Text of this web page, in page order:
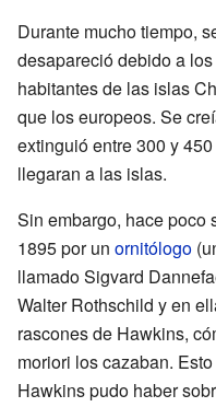
Durante mucho tiempo,
desapareció debido a los
habitantes de las islas
que los europeos. Se
extinguió entre 300 y
llegaran a las islas.
Sin embargo, hace poco
1895 por un ornitólogo
llamado Sigvard
Walter Rothschild y en
rascones de Hawkins,
moriori los cazaban.
Hawkins pudo haber